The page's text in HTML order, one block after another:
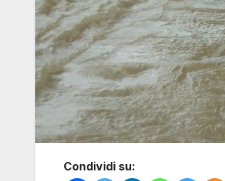
Condividi su: